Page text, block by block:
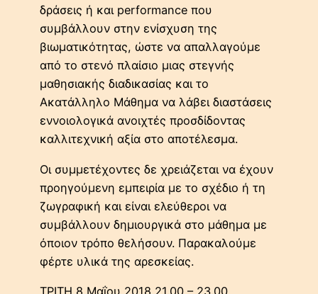
δράσεις ή και performance που
συμβάλλουν στην ενίσχυση της
βιωματικότητας, ώστε να απαλλαγούμε
από το στενό πλαίσιο μιας στεγνής
μαθησιακής διαδικασίας και το
Ακατάλληλο Μάθημα να λάβει διαστάσεις
εννοιολογικά ανοιχτές προσδίδοντας
καλλιτεχνική αξία στο αποτέλεσμα.
Οι συμμετέχοντες δε χρειάζεται να έχουν
προηγούμενη εμπειρία με το σχέδιο ή τη
ζωγραφική και είναι ελεύθεροι να
συμβάλλουν δημιουργικά στο μάθημα με
όποιον τρόπο θελήσουν. Παρακαλούμε
φέρτε υλικά της αρεσκείας.
ΤΡΙΤΗ 8 Μαΐου 2018 21.00 – 23.00